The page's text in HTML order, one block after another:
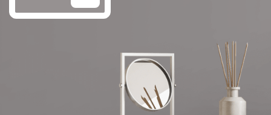
Add to Wishlist